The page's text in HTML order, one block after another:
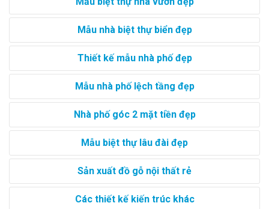
Mẫu nhà biệt thự biển đẹp
Thiết kế mẫu nhà phố đẹp
Mẫu nhà phố lệch tầng đẹp
Nhà phố góc 2 mặt tiền đẹp
Mẫu biệt thự lâu đài đẹp
Sản xuất đồ gỗ nội thất rẻ
Các thiết kế kiến trúc khác